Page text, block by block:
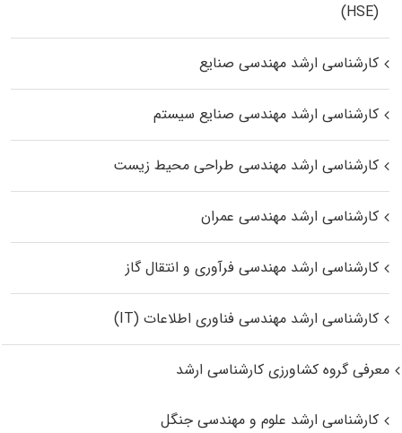
(HSE)
کارشناسی ارشد مهندسی صنایع
کارشناسی ارشد مهندسی صنایع سیستم
کارشناسی ارشد مهندسی طراحی محیط زیست
کارشناسی ارشد مهندسی عمران
کارشناسی ارشد مهندسی فرآوری و انتقال گاز
کارشناسی ارشد مهندسی فناوری اطلاعات (IT)
معرفی گروه کشاورزی کارشناسی ارشد
کارشناسی ارشد علوم و مهندسی جنگل